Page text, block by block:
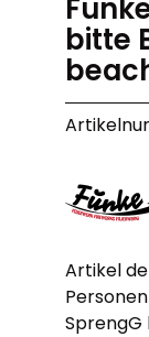
bitte
Artikel